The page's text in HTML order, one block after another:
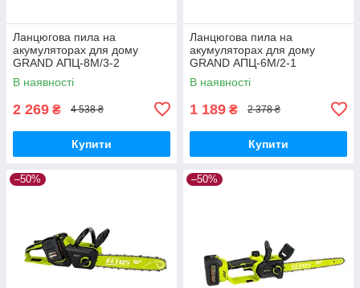
Ланцюгова пила на
акумуляторах для дому
GRAND АПЦ-8M/3-2
Мініланцюгова пила для дачі
(2 АКБ, 2 ланцюги)
В наявності
2 269 ₴ 4 538 ₴
Купити
Ланцюгова пила на
акумуляторах для дому
GRAND АПЦ-6М/2-1
Мініланцюгова пила для дачі
(1 АКБ, 2 ланцюги)
В наявності
1 189 ₴ 2 378 ₴
Купити
–50% –50%